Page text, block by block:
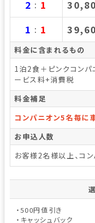
2 ： 1
1 ： 1
料金に含まれるもの
1泊2食＋ピンクコン
ービス料+消費税
料金補足
コンパニオン5名毎に
お申込人数
お客様2名様以上、コ
・500円値引き
・キャッシュバック